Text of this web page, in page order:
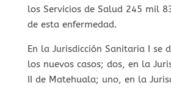
los Servicios de Salud 245 mil
de esta enfermedad.
En la Jurisdicción Sanitaria I se
los nuevos casos; dos, en la
II de Matehuala; uno, en la